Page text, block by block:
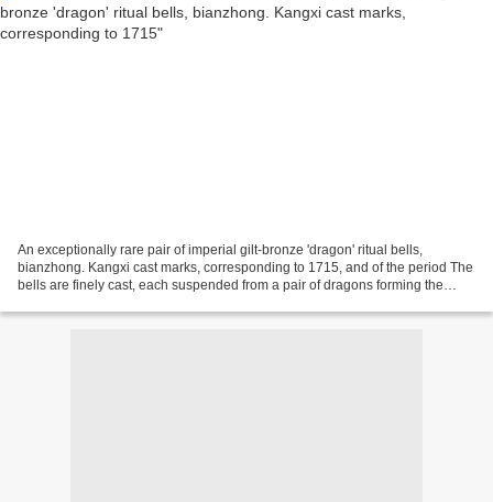
An exceptionally rare pair of imperial gilt-bronze 'dragon' ritual bells,
bianzhong. Kangxi cast marks, corresponding to 1715, and of the period The
bells are finely cast, each suspended from a pair of dragons forming the